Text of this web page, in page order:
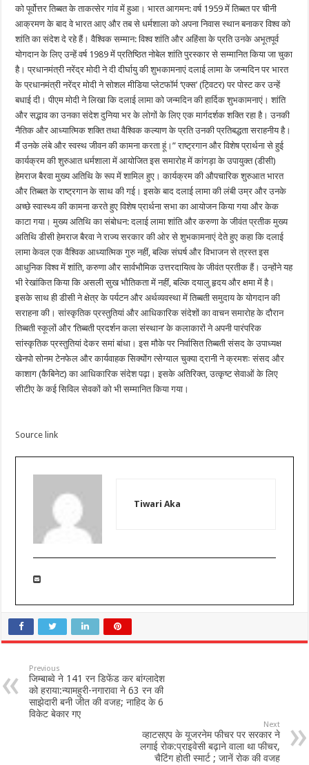
को पूर्वोत्तर तिब्बत के ताकत्सेर गांव में हुआ। भारत आगमन: वर्ष 1959 में तिब्बत पर चीनी
आक्रमण के बाद वे भारत आए और तब से धर्मशाला को अपना निवास स्थान बनाकर विश्व को
शांति का संदेश दे रहे हैं। वैश्विक सम्मान: विश्व शांति और अहिंसा के प्रति उनके अभूतपूर्व
योगदान के लिए उन्हें वर्ष 1989 में प्रतिष्ठित नोबेल शांति पुरस्कार से सम्मानित किया जा चुका
है। प्रधानमंत्री नरेंद्र मोदी ने दी दीर्घायु की शुभकामनाएं दलाई लामा के जन्मदिन पर भारत
के प्रधानमंत्री नरेंद्र मोदी ने सोशल मीडिया प्लेटफॉर्म ‘एक्स’ (ट्विटर) पर पोस्ट कर उन्हें
बधाई दी। पीएम मोदी ने लिखा कि दलाई लामा को जन्मदिन की हार्दिक शुभकामनाएं। शांति
और सद्भाव का उनका संदेश दुनिया भर के लोगों के लिए एक मार्गदर्शक शक्ति रहा है। उनकी
नैतिक और आध्यात्मिक शक्ति तथा वैश्विक कल्याण के प्रति उनकी प्रतिबद्धता सराहनीय है।
मैं उनके लंबे और स्वस्थ जीवन की कामना करता हूं।” राष्ट्रगान और विशेष प्रार्थना से हुई
कार्यक्रम की शुरुआत धर्मशाला में आयोजित इस समारोह में कांगड़ा के उपायुक्त (डीसी)
हेमराज बैरवा मुख्य अतिथि के रूप में शामिल हुए। कार्यक्रम की औपचारिक शुरुआत भारत
और तिब्बत के राष्ट्रगान के साथ की गई। इसके बाद दलाई लामा की लंबी उम्र और उनके
अच्छे स्वास्थ्य की कामना करते हुए विशेष प्रार्थना सभा का आयोजन किया गया और केक
काटा गया। मुख्य अतिथि का संबोधन: दलाई लामा शांति और करुणा के जीवंत प्रतीक मुख्य
अतिथि डीसी हेमराज बैरवा ने राज्य सरकार की ओर से शुभकामनाएं देते हुए कहा कि दलाई
लामा केवल एक वैश्विक आध्यात्मिक गुरु नहीं, बल्कि संघर्ष और विभाजन से त्रस्त इस
आधुनिक विश्व में शांति, करुणा और सार्वभौमिक उत्तरदायित्व के जीवंत प्रतीक हैं। उन्होंने यह
भी रेखांकित किया कि असली सुख भौतिकता में नहीं, बल्कि दयालु हृदय और क्षमा में है।
इसके साथ ही डीसी ने क्षेत्र के पर्यटन और अर्थव्यवस्था में तिब्बती समुदाय के योगदान की
सराहना की। सांस्कृतिक प्रस्तुतियां और आधिकारिक संदेशों का वाचन समारोह के दौरान
तिब्बती स्कूलों और ‘तिब्बती प्रदर्शन कला संस्थान’ के कलाकारों ने अपनी पारंपरिक
सांस्कृतिक प्रस्तुतियां देकर समां बांधा। इस मौके पर निर्वासित तिब्बती संसद के उपाध्यक्ष
खेनपो सोनम टेनफेल और कार्यवाहक सिक्योंग त्सेग्याल चुक्या द्रानी ने क्रमशः संसद और
काशाग (कैबिनेट) का आधिकारिक संदेश पढ़ा। इसके अतिरिक्त, उत्कृष्ट सेवाओं के लिए
सीटीए के कई सिविल सेवकों को भी सम्मानित किया गया।
Source link
Tiwari Aka
Previous
जिम्बाब्वे ने 141 रन डिफेंड कर बांग्लादेश
को हराया:न्यामहुरी-नगारावा ने 63 रन की
साझेदारी बनी जीत की वजह; नाहिद के 6
विकेट बेकार गए
Next
व्हाटसएप के यूजरनेम फीचर पर सरकार ने
लगाई रोक:प्राइवेसी बढ़ाने वाला था फीचर,
चैटिंग होती स्मार्ट ; जानें रोक की वजह